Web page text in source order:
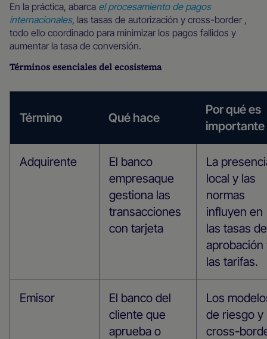
En la práctica, abarca el procesamiento de pagos
internacionales, las tasas de autorización y cross-border ,
todo ello coordinado para minimizar los pagos fallidos y
aumentar la tasa de conversión.
Términos esenciales del ecosistema
Término Qué hace
Por qué es
importante
Adquirente
El banco
empresaque
gestiona las
transacciones
con tarjeta
La
local y las
normas
influyen en
las tasas de
aprobación
las tarifas.
Emisor
El banco del
cliente que
aprueba o
Los
de riesgo y
cross-